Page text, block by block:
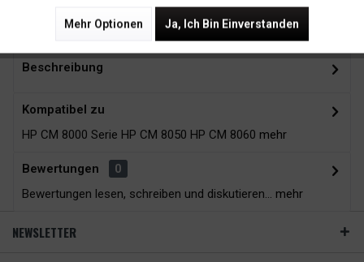
Zubehör 5
Beschreibung
Kompatibel zu
HP CM 8000 Serie HP CM 8050 HP CM 8060 mehr
Bewertungen
0
Bewertungen lesen, schreiben und diskutieren... mehr
NEWSLETTER
Mehr Optionen Ja, Ich Bin Einverstanden